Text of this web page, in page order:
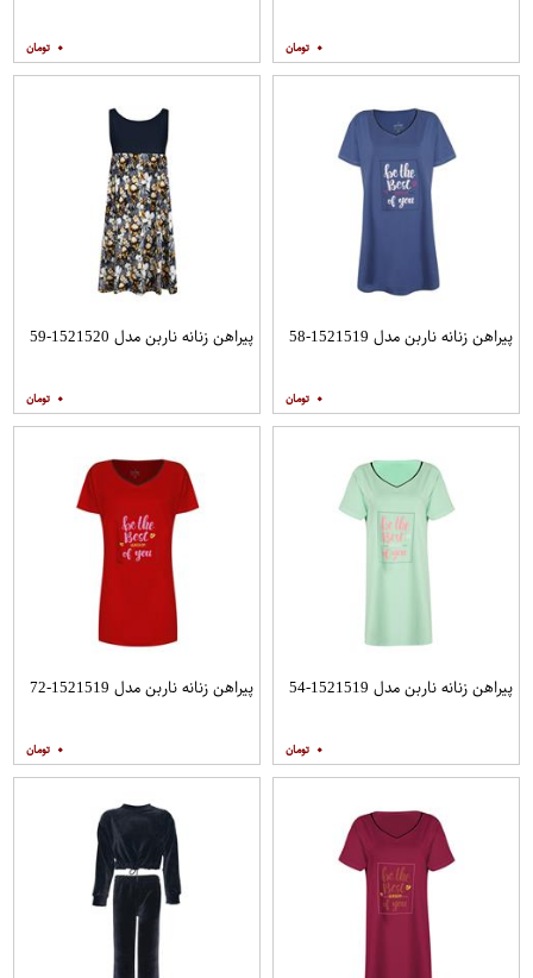
۰ ۰
پیراهن زنانه ناربن مدل 1521519-58
۰
پیراهن زنانه ناربن مدل 1521520-59
۰
پیراهن زنانه ناربن مدل 1521519-54
۰
پیراهن زنانه ناربن مدل 1521519-72
۰